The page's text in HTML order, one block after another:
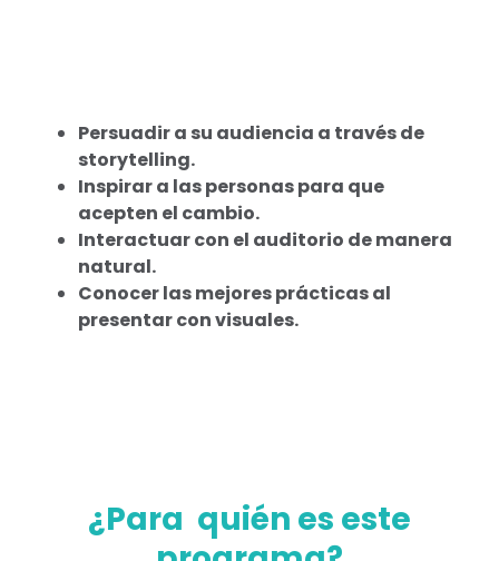
Persuadir a su audiencia a través de
storytelling.
Inspirar a las personas para que
acepten el cambio.
Interactuar con el auditorio de manera
natural.
Conocer las mejores prácticas al
presentar con visuales.
¿Para quién es este